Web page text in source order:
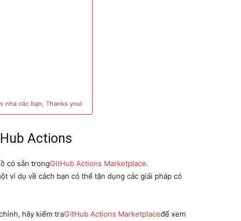
nha các bạn, Thanks you!
Actions
có sẵn trongGitHub Actions Marketplace.
ví dụ về cách bạn có thể tận dụng các giải pháp có
hãy kiểm traGitHub Actions Marketplaceđể xem